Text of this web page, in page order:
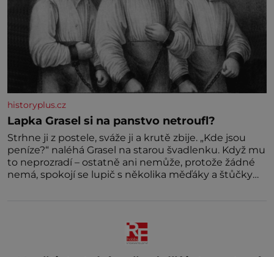
historyplus.cz
Lapka Grasel si na panstvo netroufl?
Strhne ji z postele, sváže ji a krutě zbije. „Kde jsou
peníze?“ naléhá Grasel na starou švadlenku. Když mu
to neprozradí – ostatně ani nemůže, protože žádné
nemá, spokojí se lupič s několika měďáky a štůčky